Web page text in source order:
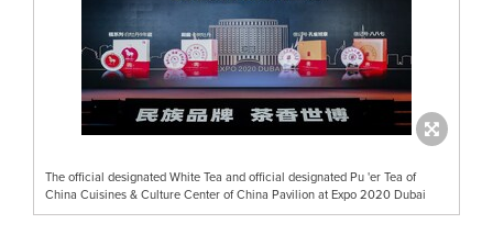
The official designated White Tea and official designated Pu 'er Tea of
China Cuisines & Culture Center of China Pavilion at Expo 2020 Dubai